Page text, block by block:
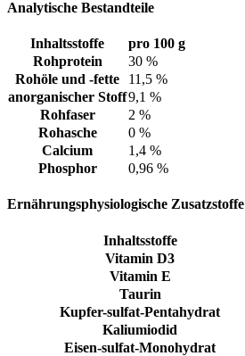
Analytische Bestandteile
Inhaltsstoffe
pro 100 g
Rohprotein
30 %
Rohöle und -fette
11,5 %
anorganischer Stoff9,1 %
Rohfaser
2 %
Rohasche
0 %
Calcium
1,4 %
Phosphor
0,96 %
Ernährungsphysiologische Zusatzstoffe
Inhaltsstoffe
Vitamin D3
Vitamin E
Taurin
Kupfer-sulfat-Pentahydrat
Kaliumiodid
Eisen-sulfat-Monohydrat